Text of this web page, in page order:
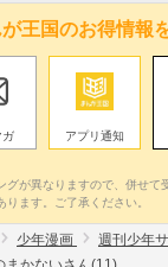
が王国のお得情報
ガ アプリ通知
グが異なりますので、併せ
ます。ご了承ください。
少年漫画 週刊少年